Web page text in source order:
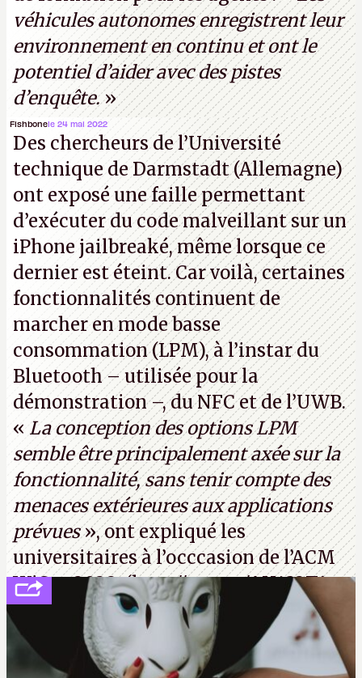
véhicules autonomes enregistrent leur
environnement en continu et ont le
potentiel d’aider avec des pistes
d’enquête.»
Fishbonele 24 mai 2022
Des chercheurs de l’Université
technique de Darmstadt (Allemagne)
ont exposé une faille permettant
d’exécuter du code malveillant sur un
iPhone jailbreaké, même lorsque ce
dernier est éteint. Car voilà, certaines
fonctionnalités continuent de
marcher en mode basse
consommation (LPM), à l’instar du
Bluetooth – utilisée pour la
démonstration –, du NFC et de l’UWB.
« La conception des options LPM
semble être principalement axée sur la
fonctionnalité, sans tenir compte des
menaces extérieures aux applications
prévues», ont expliqué les
universitaires à l’occcasion de l’ACM
WiSec 2022. (http://cpc.cx/AH432T1
(PDF) - Crédit photo : Pexels - Tyler
Lastovich)